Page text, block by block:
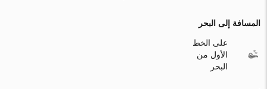
المسافة إلى البحر
على الخط
الأول من
البحر